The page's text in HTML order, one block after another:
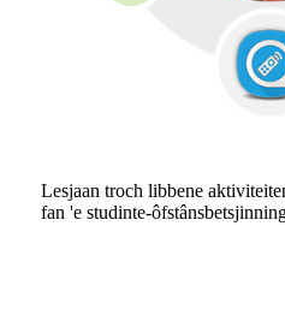
Lesjaan troch libbene
fan 'e studinte-